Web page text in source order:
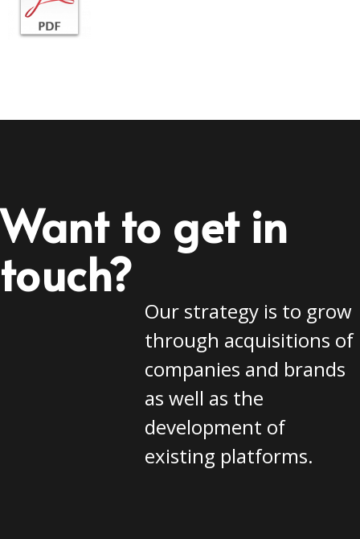
Want to get in
touch?
Our strategy is to grow
through acquisitions of
companies and brands
as well as the
development of
existing platforms.